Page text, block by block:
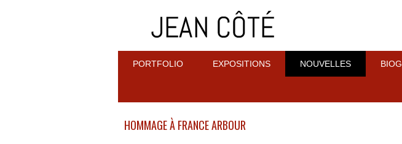
PORTFOLIO EXPOSITIONS NOUVELLES
HOMMAGE À FRANCE ARBOUR